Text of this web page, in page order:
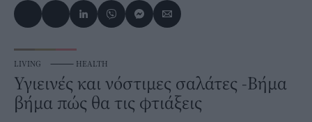
LIVING ⸻ HEALTH
Υγιεινές και νόστιμες σαλάτες -Βήμα
βήμα πώς θα τις φτιάξεις